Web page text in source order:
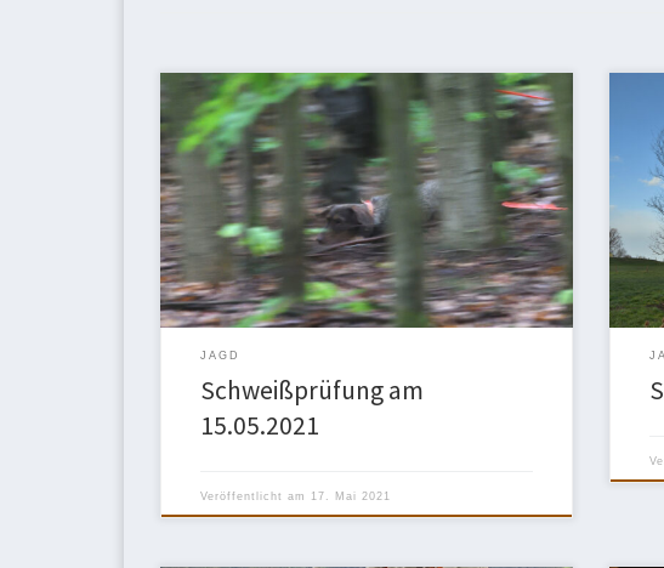
Bei regnerischem Wetter führten wir unsere
Schweißprüfung durch. Die Fährten waren
anspruchsvoll und 3 Gespanne bestanden die
Prüfung. Den Tagessieg errang Waldine vom
Eisenstein und Marion Koloska. Waidmannsheil!
Waldine vom Eisenstein 100 Pkt. I. Preis – Tagessieg
Harry vom Sönnerbach 85 Pkt. I. Preis Jacko von den
kleinen Banditen 82 […]
JAGD
Schweißprüfung am
15.05.2021
Veröffentlicht am 17. Mai 2021